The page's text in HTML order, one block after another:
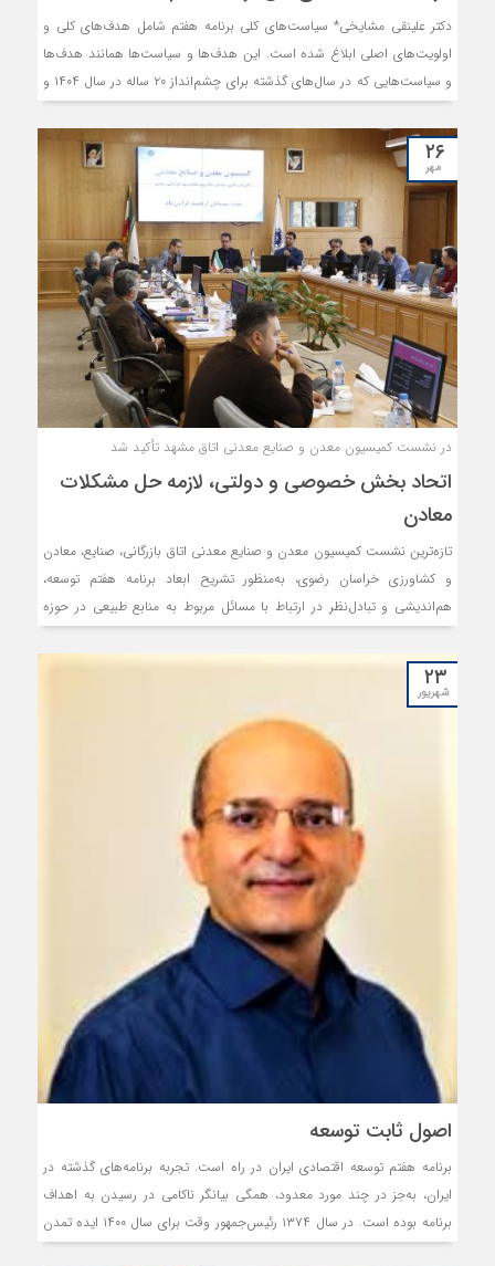
دکتر علینقی مشایخی* سیاست‌های کلی برنامه هفتم شامل هدف‌‌های کلی و
اولویت‌های اصلی ابلاغ شده است. این هدف‌‌ها و سیاست‌ها همانند هدف‌‌ها
و سیاست‌هایی که در سال‌های گذشته برای چشم‌‌انداز ۲۰ ساله در سال ۱۴۰۴ و
طلب می‌کند. هدف‌‌های بلند و جهش‌گونه نسبت به گذشته نظیر رشد
اقتصادی متوسط ۸ درصد در سال، ایجاد ثبات در سطح قیمت‌‌ها و نرخ ارز،
تک‌رقمی کردن تورم طی پنج سال، اجتناب از کسری بودجه، تعیین تکلیف
طرح‌های عمرانی نیمه‌تمام با واگذاری آنها، افزایش ضریب بازیافت در میادین
(نفتی) مستقل، تکمیل زنجیره ارزش صنعت نفت وگاز، اجرای چند طرح عظیم
اقتصادی ملی پیشران زیرساختی، ارتقای نظام سلامت و روز‌آمدسازی نظام
آموزشی و پژوهشی کشور، از جمله هدف‌‌های بلند در ابلاغیه مذکور است.
۲۶
مهر
در نشست کمیسیون معدن و صنایع معدنی اتاق مشهد تأکید شد
اتحاد بخش خصوصی و دولتی، لازمه حل مشکلات
معادن
تازه‌ترین نشست کمیسیون معدن و صنایع معدنی اتاق بازرگانی، صنایع، معادن
و کشاورزی خراسان رضوی، به‌منظور تشریح ابعاد برنامه هفتم توسعه،
هم‌اندیشی و تبادل‌نظر در ارتباط با مسائل مربوط به منابع طبیعی در حوزه
فعالیت معدنی در استان و ارائه راهکار به‌منظور افزایش تعامل میان صاحبان
معادن و اداره کل منابع طبیعی برگزار شد.
۲۳
شهریور
اصول ثابت توسعه
برنامه هفتم توسعه اقتصادی ایران در راه است. تجربه برنامه‌های گذشته در
ایران، به‌جز در چند مورد معدود، همگی بیانگر ناکامی در رسیدن به اهداف
برنامه بوده است. در سال ۱۳۷۴ رئیس‌جمهور وقت برای سال ۱۴۰۰ ایده تمدن
اسلامی را با نرخ رشد سالانه ۷‌درصد برای مدت ۲۵سال مطرح کرد. اگر